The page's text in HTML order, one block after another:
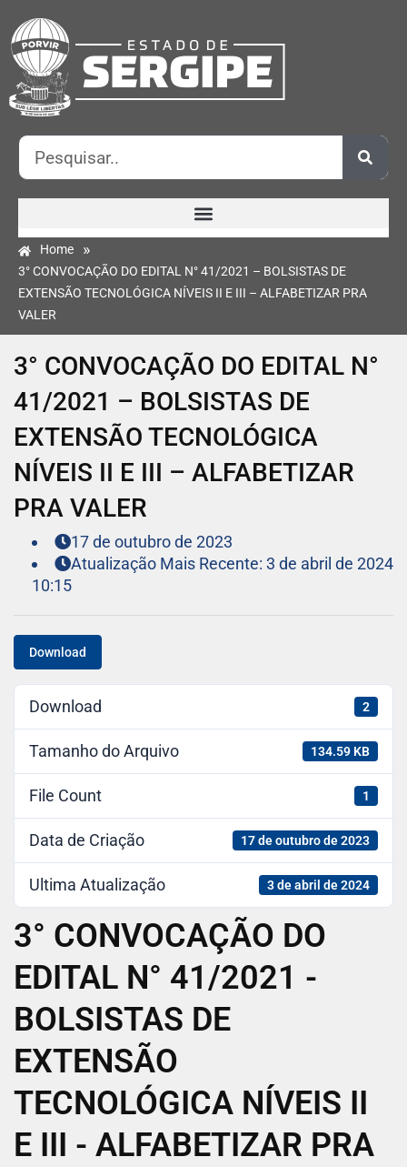
Home »
3° CONVOCAÇÃO DO EDITAL N° 41/2021 – BOLSISTAS DE
EXTENSÃO TECNOLÓGICA NÍVEIS II E III – ALFABETIZAR PRA
VALER
3° CONVOCAÇÃO DO EDITAL N°
41/2021 – BOLSISTAS DE
EXTENSÃO TECNOLÓGICA
NÍVEIS II E III – ALFABETIZAR
PRA VALER
17 de outubro de 2023
Atualização Mais Recente: 3 de abril de 2024
10:15
Download
Download 2
Tamanho do Arquivo 134.59 KB
File Count 1
Data de Criação 17 de outubro de 2023
Ultima Atualização 3 de abril de 2024
3° CONVOCAÇÃO DO
EDITAL N° 41/2021 -
BOLSISTAS DE
EXTENSÃO
TECNOLÓGICA NÍVEIS II
E III - ALFABETIZAR PRA